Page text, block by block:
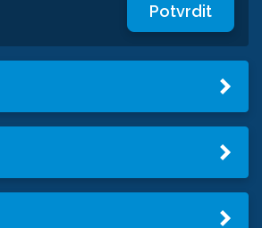
Potvrdit